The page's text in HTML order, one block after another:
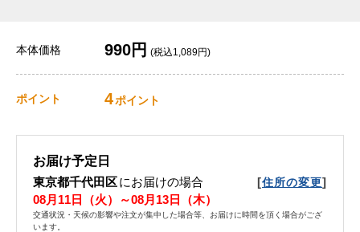
本体価格 990円 (税込1,089円)
ポイント 4ポイント
お届け予定日
東京都千代田区にお届けの場合 [住所の変更]
08月11日（火）～08月13日（木）
交通状況・天候の影響や注文が集中した場合等、お届けに時間を頂く場合がござ
います。